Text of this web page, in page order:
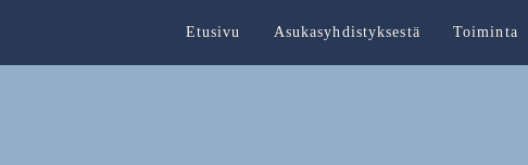
Etusivu Asukasyhdistyksestä Toiminta